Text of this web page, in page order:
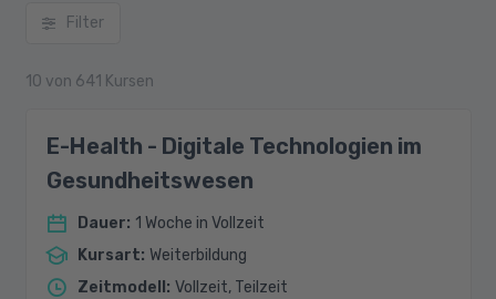
Filter
10 von 641 Kursen
E-Health - Digitale Technologien im
Gesundheitswesen
Dauer: 1 Woche in Vollzeit
Kursart: Weiterbildung
Zeitmodell : Vollzeit, Teilzeit